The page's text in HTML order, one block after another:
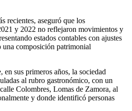
recientes, aseguró que los
y 2022 no reflejaron movimientos y
estados contables con ajustes
composición patrimonial
en sus primeros años, la sociedad
al rubro gastronómico, con un
Colombres, Lomas de Zamora, al
y donde identificó personas